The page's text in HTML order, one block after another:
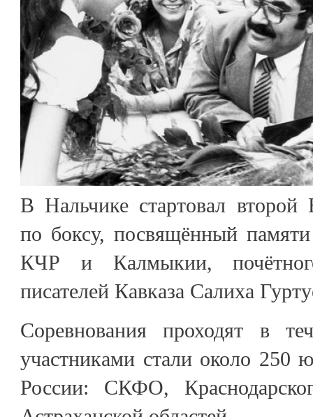
В Нальчике стартовал второй
по боксу, посвящённый
КЧР и Калмыкии,
писателей Кавказа Салиха
Соревнования проходят в
участниками стали около 250
России: СКФО,